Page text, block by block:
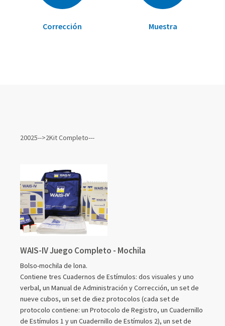
Corrección Muestra
de20025-->2Kit Completo---
WAIS-IV Juego Completo - Mochila
Bolso-mochila de lona.
Contiene tres Cuadernos de Estímulos: dos visuales y uno
verbal, un Manual de Administración y Corrección, un set de
nueve cubos, un set de diez protocolos (cada set de
protocolo contiene: un Protocolo de Registro, un Cuadernillo
de Estímulos 1 y un Cuadernillo de Estímulos 2), un set de